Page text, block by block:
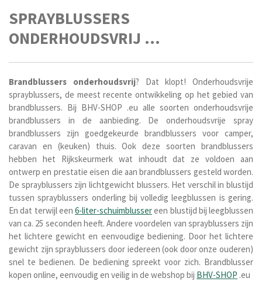
SPRAYBLUSSERS
ONDERHOUDSVRIJ ...
Brandblussers onderhoudsvrij? Dat klopt! Onderhoudsvrije
sprayblussers, de meest recente ontwikkeling op het gebied van
brandblussers. Bij BHV-SHOP .eu alle soorten onderhoudsvrije
brandblussers in de aanbieding. De onderhoudsvrije spray
brandblussers zijn goedgekeurde brandblussers voor camper,
caravan en (keuken) thuis. Ook deze soorten brandblussers
hebben het Rijkskeurmerk wat inhoudt dat ze voldoen aan
ontwerp en prestatie eisen die aan brandblussers gesteld worden.
De sprayblussers zijn lichtgewicht blussers. Het verschil in blustijd
tussen sprayblussers onderling bij volledig leegblussen is gering.
En dat terwijl een 6-liter-schuimblussereen blustijd bij leegblussen
van ca. 25 seconden heeft. Andere voordelen van sprayblussers zijn
het lichtere gewicht en eenvoudige bediening. Door het lichtere
gewicht zijn sprayblussers door iedereen (ook door onze ouderen)
snel te bedienen. De bediening spreekt voor zich. Brandblusser
kopen online, eenvoudig en veilig in de webshop bij BHV-SHOP .eu